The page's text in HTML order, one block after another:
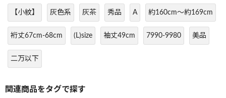
【小紋】 灰色系 灰茶 秀品 A 約160cm～約169cm
裄丈67cm-68cm (L)size 袖丈49cm 7990-9980 美品
二万以下